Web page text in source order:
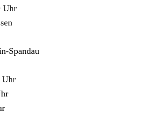
Uhr
Spandau
Uhr